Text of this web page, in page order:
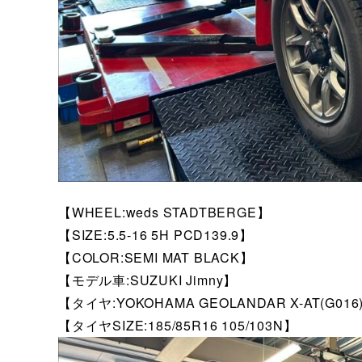
【WHEEL:weds STADTBERGE】
【SIZE:5.5-16 5H PCD139.9】
【COLOR:SEMI MAT BLACK】
【モデル車:SUZUKI Jimny】
【タイヤ:YOKOHAMA GEOLANDAR X-
【タイヤSIZE:185/85R16 105/103N】